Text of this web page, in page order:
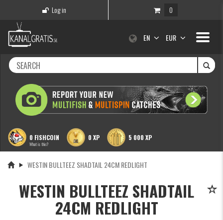
Log in 0
Toggle
EN EUR
0 FISHCOIN
What is this?
0 XP 5 000 XP
WESTIN BULLTEEZ SHADTAIL 24CM REDLIGHT
WESTIN BULLTEEZ SHADTAIL
24CM REDLIGHT